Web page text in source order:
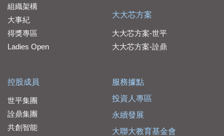
組織架構
大事紀
得獎專區
Ladies Open
控股成員
世平集團
詮鼎集團
共創智能
大大芯方案
大大芯方案-世平
大大芯方案-詮鼎
服務據點
投資人專區
永續發展
大聯大教育基金會